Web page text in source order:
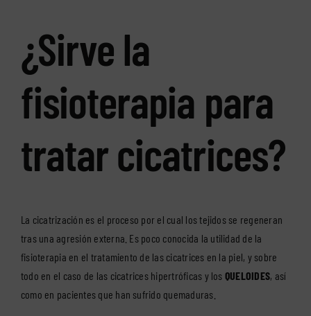
¿Sirve la
fisioterapia para
tratar cicatrices?
La cicatrización es el proceso por el cual los tejidos se regeneran
tras una agresión externa. Es poco conocida la utilidad de la
fisioterapia en el tratamiento de las cicatrices en la piel, y sobre
todo en el caso de las cicatrices hipertróficas y los QUELOIDES, así
como en pacientes que han sufrido quemaduras.